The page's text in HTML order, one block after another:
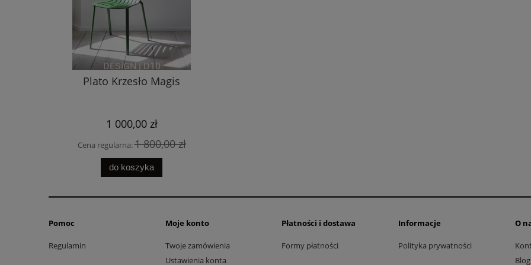
Plato Krzesło Magis
1 000,00 zł
Cena regularna:1 800,00 zł
do koszyka
Pomoc
Regulamin
Moje konto
Twoje zamówienia
Ustawienia konta
Płatności i dostawa
Formy płatności
Informacje
Polityka prywatności
O
Blog